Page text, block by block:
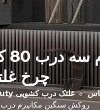
چرخ
» غلتک درب کشویی Topline Overlay Heavy Duty
روکش سنگین مکانیزم